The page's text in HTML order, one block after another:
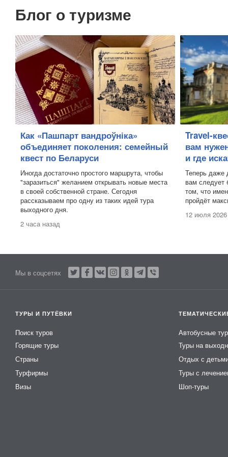
Блог о туризме
Как «Пашпарт вандроўніка»
объединяет поколения: семейный
квест по Беларуси
Иногда достаточно простого маршрута, чтобы
"заразиться" желанием открывать новые места
в своей собственной стране. Сегодня
рассказываем про одну из таких идей тура
выходного дня.
2 часа назад
Travel-
вам
и где
Теперь даже
вам следует
том, что
пройдёт
12 июля 2026
Мы в соцсетях
ТУРЫ И ПУТЁВКИ
Поиск туров
Горящие туры
Страны
Турфирмы
Визы
Автобусные
Туры на
Отдых с
Туры с
Шоп-туры